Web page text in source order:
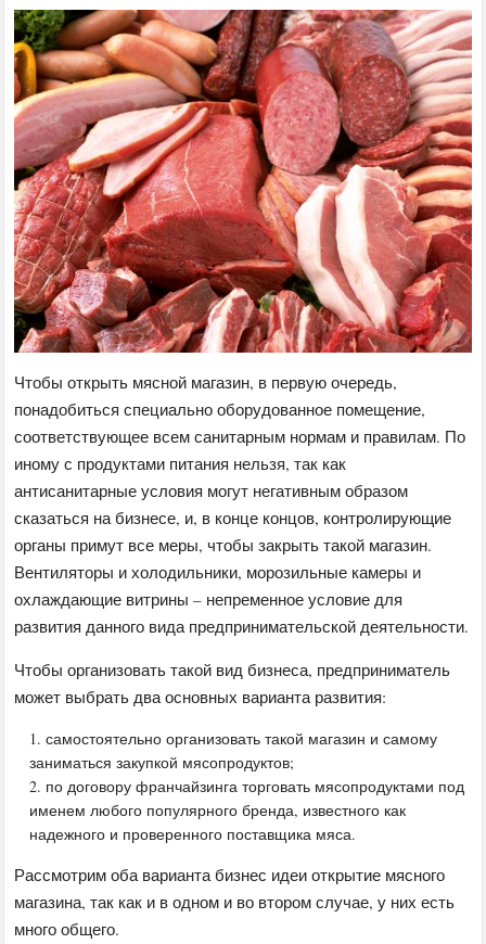
Чтобы открыть мясной магазин, в первую очередь,
понадобиться специально оборудованное помещение,
соответствующее всем санитарным нормам и правилам. По
иному с продуктами питания нельзя, так как
антисанитарные условия могут негативным образом
сказаться на бизнесе, и, в конце концов, контролирующие
органы примут все меры, чтобы закрыть такой магазин.
Вентиляторы и холодильники, морозильные камеры и
охлаждающие витрины – непременное условие для
развития данного вида предпринимательской деятельности.
Чтобы организовать такой вид бизнеса, предприниматель
может выбрать два основных варианта развития:
самостоятельно организовать такой магазин и самому
заниматься закупкой мясопродуктов;
по договору франчайзинга торговать мясопродуктами под
именем любого популярного бренда, известного как
надежного и проверенного поставщика мяса.
Рассмотрим оба варианта бизнес идеи открытие мясного
магазина, так как и в одном и во втором случае, у них есть
много общего.